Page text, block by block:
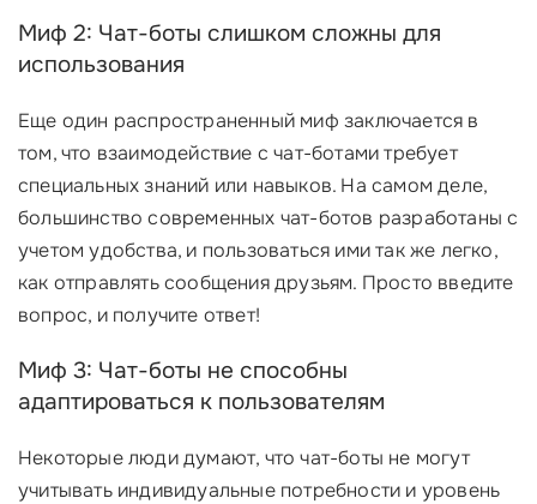
Миф 2: Чат-боты слишком сложны для
использования
Еще один распространенный миф заключается в
том, что взаимодействие с чат-ботами требует
специальных знаний или навыков. На самом деле,
большинство современных чат-ботов разработаны с
учетом удобства, и пользоваться ими так же легко,
как отправлять сообщения друзьям. Просто введите
вопрос, и получите ответ!
Миф 3: Чат-боты не способны
адаптироваться к пользователям
Некоторые люди думают, что чат-боты не могут
учитывать индивидуальные потребности и уровень